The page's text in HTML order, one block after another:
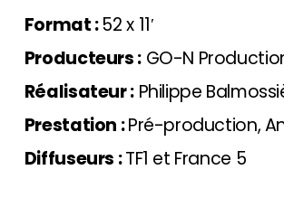
Format :52 x 11′
Producteurs : GO-N
Réalisateur : Philippe
Prestation :Pré-production,
Diffuseurs :TF1 et France 5